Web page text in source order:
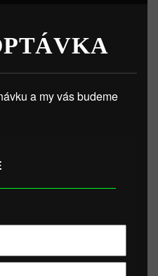
a my vás budeme